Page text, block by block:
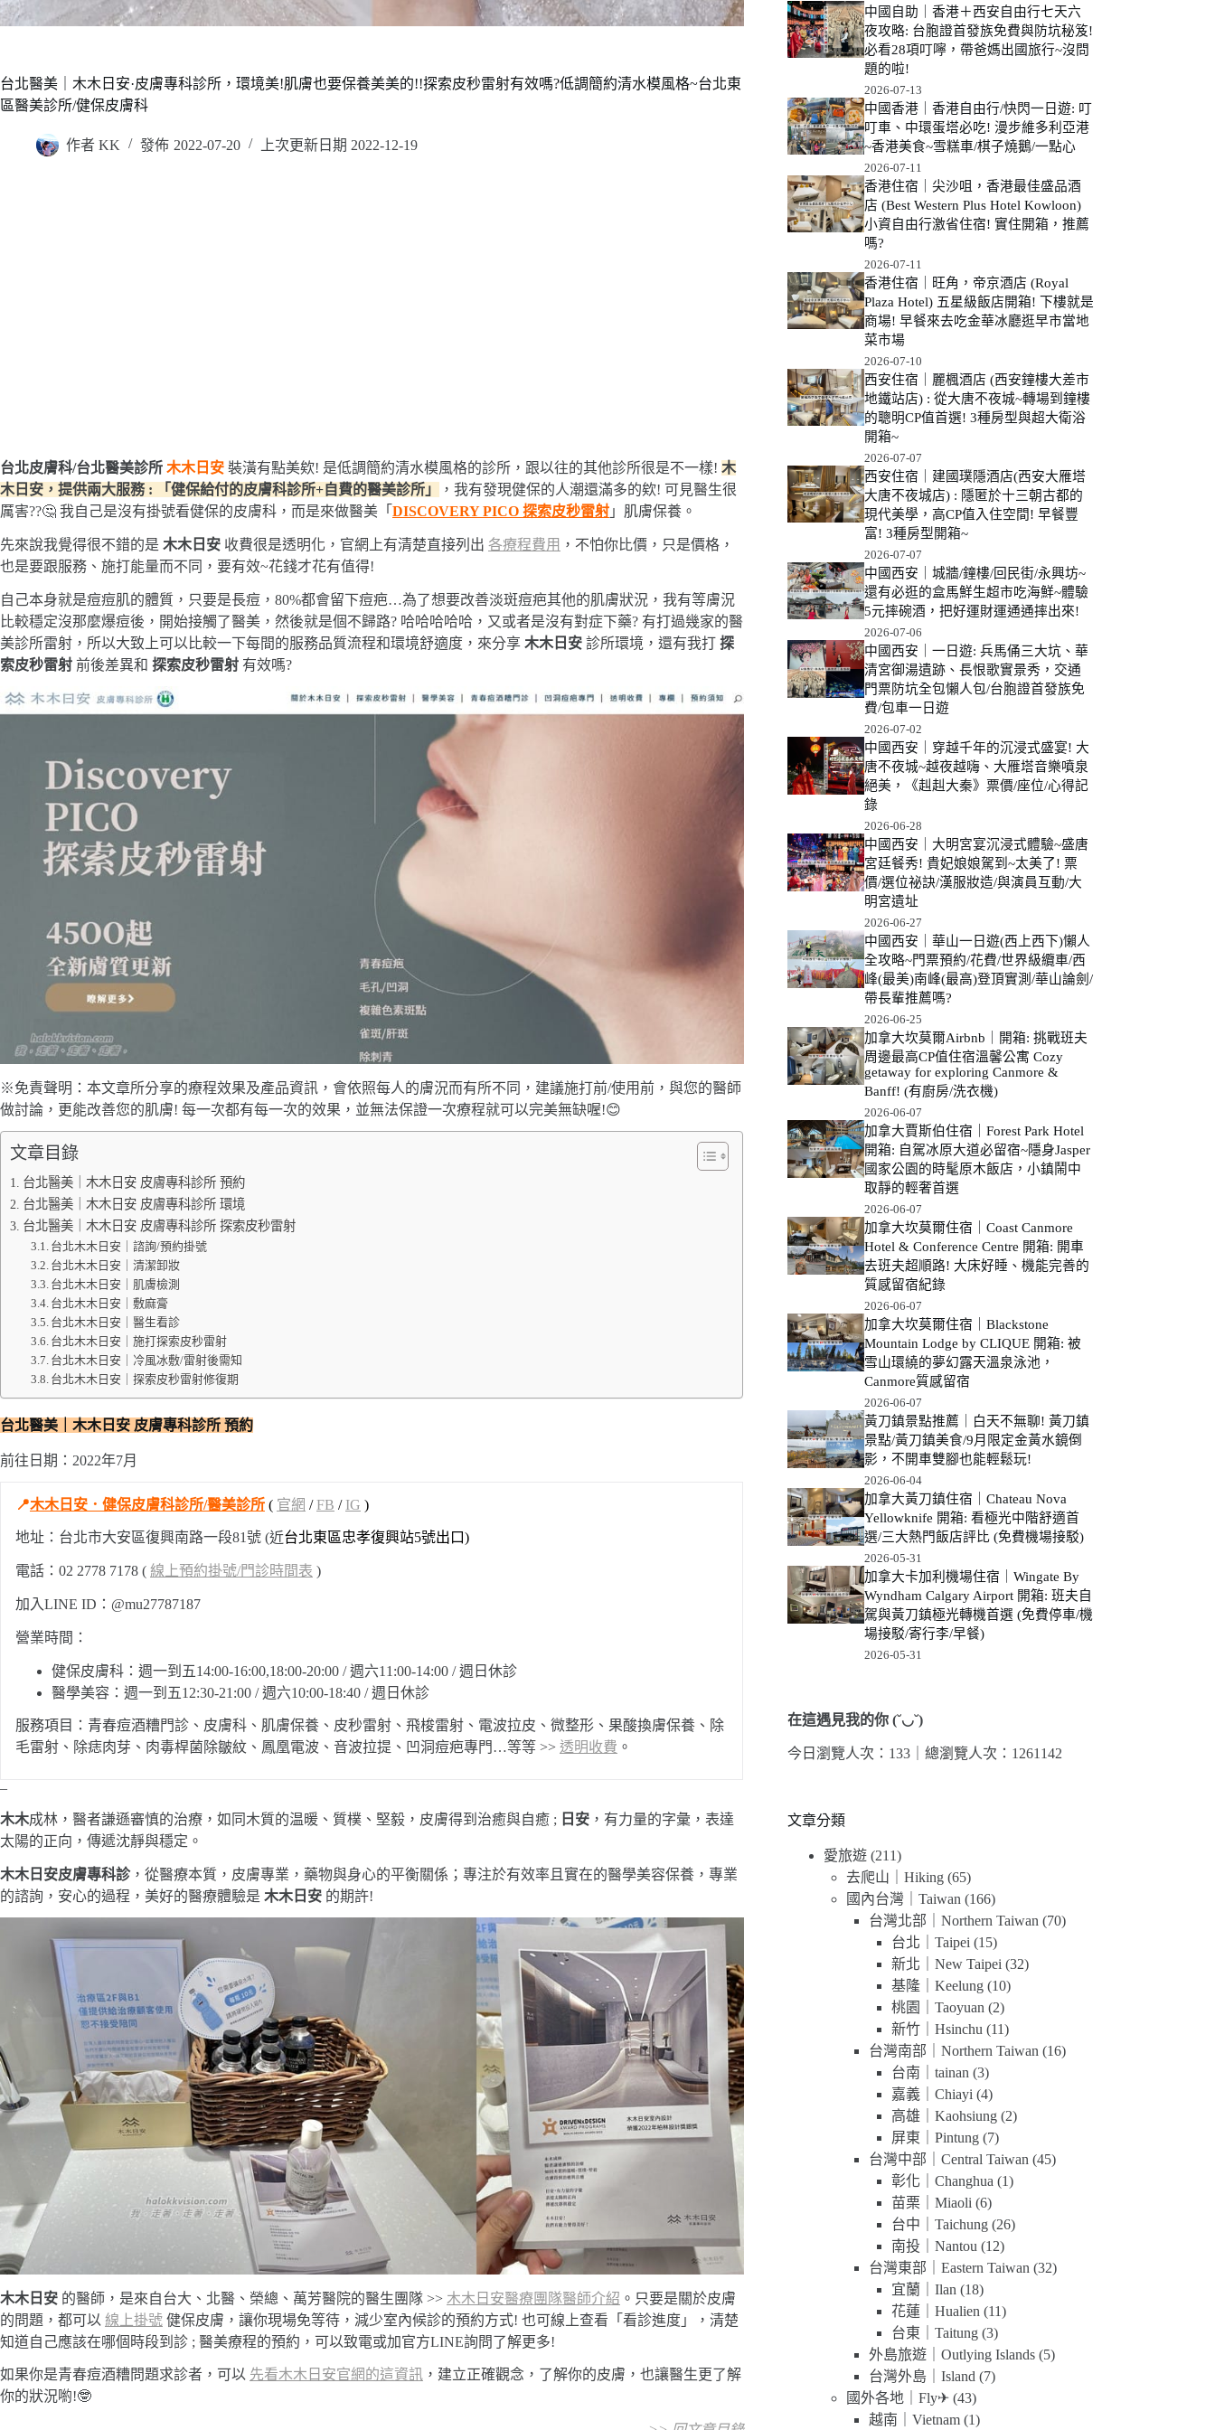
台北醫美｜木木日安·皮膚專科診所，環境美!肌膚也要保養美美的!!探索皮秒雷射有效嗎?低調簡約清水模風格~台北東
區醫美診所/健保皮膚科
作者 KK 發佈 2022-07-20 上次更新日期 2022-12-19
台北皮膚科/台北醫美診所 木木日安 裝潢有點美欸! 是低調簡約清水模風格的診所，跟以往的其他診所很是不一樣! 木
木日安，提供兩大服務 : 「健保給付的皮膚科診所+自費的醫美診所」
，我有發現健保的人潮還滿多的欸! 可見醫生很
厲害??🤔 我自己是沒有掛號看健保的皮膚科，而是來做醫美「 DISCOVERY PICO 探索皮秒雷射 」肌膚保養。
先來說我覺得很不錯的是 木木日安 收費很是透明化，官網上有清楚直接列出 各療程費用 ，不怕你比價，只是價格，
也是要跟服務、施打能量而不同，要有效~花錢才花有值得!
自己本身就是痘痘肌的體質，只要是長痘，80%都會留下痘疤…為了想要改善淡斑痘疤其他的肌膚狀況，我有等膚況
比較穩定沒那麼爆痘後，開始接觸了醫美，然後就是個不歸路? 哈哈哈哈哈，又或者是沒有對症下藥? 有打過幾家的醫
美診所雷射，所以大致上可以比較一下每間的服務品質流程和環境舒適度，來分享 木木日安 診所環境，還有我打 探
索皮秒雷射 前後差異和 探索皮秒雷射 有效嗎?
※免責聲明：本文章所分享的療程效果及產品資訊，會依照每人的膚況而有所不同，建議施打前/使用前，與您的醫師
做討論，更能改善您的肌膚! 每一次都有每一次的效果，並無法保證一次療程就可以完美無缺喔!😊
文章目錄
台北醫美｜木木日安 皮膚專科診所 預約
台北醫美｜木木日安 皮膚專科診所 環境
台北醫美｜木木日安 皮膚專科診所 探索皮秒雷射
台北木木日安｜諮詢/預約掛號
台北木木日安｜清潔卸妝
台北木木日安｜肌膚檢測
台北木木日安｜敷麻膏
台北木木日安｜醫生看診
台北木木日安｜施打探索皮秒雷射
台北木木日安｜冷風冰敷/雷射後需知
台北木木日安｜探索皮秒雷射修復期
台北醫美｜木木日安 皮膚專科診所 預約
前往日期：2022年7月
📍木木日安．健保皮膚科診所/醫美診所 ( 官網 /FB / IG )
地址：台北市大安區復興南路一段81號 (近台北東區忠孝復興站5號出口)
電話：02 2778 7178 ( 線上預約掛號/門診時間表 )
加入LINE ID：@mu27787187
營業時間：
健保皮膚科：週一到五14:00-16:00,18:00-20:00 / 週六11:00-14:00 / 週日休診
醫學美容：週一到五12:30-21:00 / 週六10:00-18:40 / 週日休診
服務項目：青春痘酒糟門診、皮膚科、肌膚保養、皮秒雷射、飛梭雷射、電波拉皮、微整形、果酸換膚保養、除
毛雷射、除痣肉芽、肉毒桿菌除皺紋、鳳凰電波、音波拉提、凹洞痘疤專門…等等 >> 透明收費 。
–
木木成林，醫者謙遜審慎的治療，如同木質的温暖、質樸、堅毅，皮膚得到治癒與自癒 ; 日安 ，有力量的字彙，表達
太陽的正向，傳遞沈靜與穩定。
木木日安皮膚專科診，從醫療本質，皮膚專業，藥物與身心的平衡關係；專注於有效率且實在的醫學美容保養，專業
的諮詢，安心的過程，美好的醫療體驗是 木木日安 的期許!
木木日安 的醫師，是來自台大、北醫、榮總、萬芳醫院的醫生團隊 >> 木木日安醫療團隊醫師介紹 。只要是關於皮膚
的問題，都可以 線上掛號 健保皮膚，讓你現場免等待，減少室內候診的預約方式! 也可線上查看「看診進度」，清楚
知道自己應該在哪個時段到診 ; 醫美療程的預約，可以致電或加官方LINE詢問了解更多!
如果你是青春痘酒糟問題求診者，可以 先看木木日安官網的這資訊 ，建立正確觀念，了解你的皮膚，也讓醫生更了解
你的狀況喲!🤓
中國自助｜香港＋西安自由行七天六
夜攻略: 台胞證首發族免費與防坑秘笈!
必看28項叮嚀，帶爸媽出國旅行~沒問
題的啦!
2026-07-13
中國香港｜香港自由行/快閃一日遊: 叮
叮車、中環蛋塔必吃! 漫步維多利亞港
~香港美食~雪糕車/棋子燒鵝/一點心
2026-07-11
香港住宿｜尖沙咀，香港最佳盛品酒
店 (Best Western Plus Hotel Kowloon)
小資自由行激省住宿! 實住開箱，推薦
嗎?
2026-07-11
香港住宿｜旺角，帝京酒店 (Royal
Plaza Hotel) 五星級飯店開箱! 下樓就是
商場! 早餐來去吃金華冰廳逛早市當地
菜市場
2026-07-10
西安住宿｜麗楓酒店 (西安鐘樓大差市
地鐵站店) : 從大唐不夜城~轉場到鐘樓
的聰明CP值首選! 3種房型與超大衛浴
開箱~
2026-07-07
西安住宿｜建國璞隱酒店(西安大雁塔
大唐不夜城店) : 隱匿於十三朝古都的
現代美學，高CP值入住空間! 早餐豐
富! 3種房型開箱~
2026-07-07
中國西安｜城牆/鐘樓/回民街/永興坊~
還有必逛的盒馬鮮生超市吃海鮮~體驗
5元摔碗酒，把好運財運通通摔出來!
2026-07-06
中國西安｜一日遊: 兵馬俑三大坑、華
清宮御湯遺跡、長恨歌實景秀，交通
門票防坑全包懶人包/台胞證首發族免
費/包車一日遊
2026-07-02
中國西安｜穿越千年的沉浸式盛宴! 大
唐不夜城~越夜越嗨、大雁塔音樂噴泉
絕美，《赳赳大秦》票價/座位/心得記
錄
2026-06-28
中國西安｜大明宮宴沉浸式體驗~盛唐
宮廷餐秀! 貴妃娘娘駕到~太美了! 票
價/選位祕訣/漢服妝造/與演員互動/大
明宮遺址
2026-06-27
中國西安｜華山一日遊(西上西下)懶人
全攻略~門票預約/花費/世界級纜車/西
峰(最美)南峰(最高)登頂實測/華山論劍/
帶長輩推薦嗎?
2026-06-25
加拿大坎莫爾Airbnb｜開箱: 挑戰班夫
周邊最高CP值住宿溫馨公寓 Cozy
getaway for exploring Canmore &
Banff! (有廚房/洗衣機)
2026-06-07
加拿大賈斯伯住宿｜Forest Park Hotel
開箱: 自駕冰原大道必留宿~隱身Jasper
國家公園的時髦原木飯店，小鎮鬧中
取靜的輕奢首選
2026-06-07
加拿大坎莫爾住宿｜Coast Canmore
Hotel & Conference Centre 開箱: 開車
去班夫超順路! 大床好睡、機能完善的
質感留宿紀錄
2026-06-07
加拿大坎莫爾住宿｜Blackstone
Mountain Lodge by CLIQUE 開箱: 被
雪山環繞的夢幻露天溫泉泳池，
Canmore質感留宿
2026-06-07
黃刀鎮景點推薦｜白天不無聊! 黃刀鎮
景點/黃刀鎮美食/9月限定金黃水鏡倒
影，不開車雙腳也能輕鬆玩!
2026-06-04
加拿大黃刀鎮住宿｜Chateau Nova
Yellowknife 開箱: 看極光中階舒適首
選/三大熱門飯店評比 (免費機場接駁)
2026-05-31
加拿大卡加利機場住宿｜Wingate By
Wyndham Calgary Airport 開箱: 班夫自
駕與黃刀鎮極光轉機首選 (免費停車/機
場接駁/寄行李/早餐)
2026-05-31
在這遇見我的你 (˘◡˘)
今日瀏覽人次：133｜ 總瀏覽人次：1261142
文章分類
愛旅遊(211)
去爬山｜Hiking(65)
國內台灣｜Taiwan (166)
台灣北部｜Northern Taiwan (70)
台北｜Taipei (15)
新北｜New Taipei (32)
基隆｜Keelung(10)
桃園｜Taoyuan (2)
新竹｜Hsinchu (11)
台灣南部｜Northern Taiwan (16)
台南｜tainan (3)
嘉義｜Chiayi (4)
高雄｜Kaohsiung(2)
屏東｜Pintung(7)
台灣中部｜Central Taiwan (45)
彰化｜Changhua (1)
苗栗｜Miaoli (6)
台中｜Taichung(26)
南投｜Nantou (12)
台灣東部｜Eastern Taiwan (32)
宜蘭｜Ilan (18)
花蓮｜Hualien (11)
台東｜Taitung(3)
外島旅遊｜Outlying Islands(5)
台灣外島｜Island (7)
國外各地｜Fly✈(43)
越南｜Vietnam(1)